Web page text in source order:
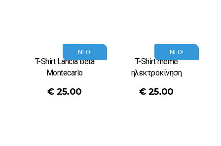
ΝΕΟ!
T-Shirt Lancia Beta
Montecarlo
€ 25.00
ΝΕΟ!
T-Shirt meme
ηλεκτροκίνηση
€ 25.00